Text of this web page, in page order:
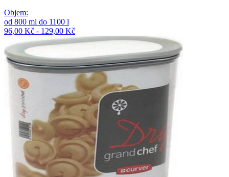
Objem:
od 800 ml do 1100 l
96,00 Kč - 129,00 Kč